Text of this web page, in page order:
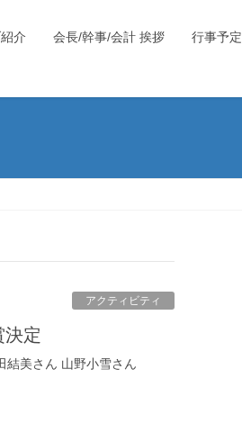
介 会長/幹事/会計 挨拶 行事予定
アクティビティ
決定
結美さん 山野小雪さん